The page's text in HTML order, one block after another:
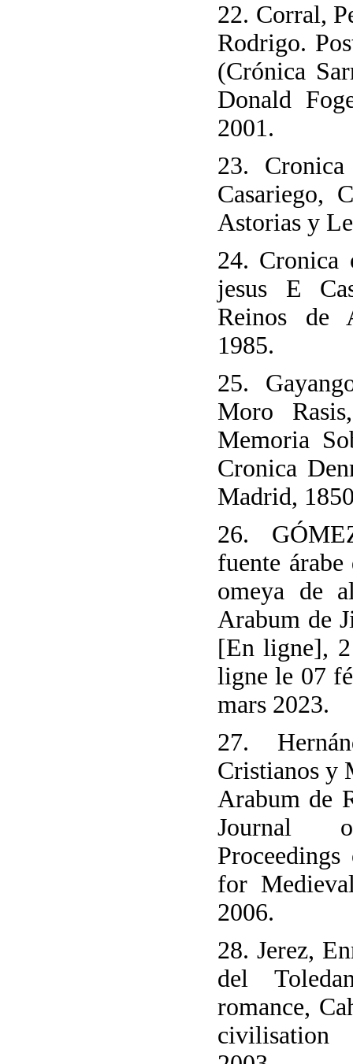
22. Corral,
Rodrigo.
(Crónica
Donald
2001.
23.
Casariego,
Astorias y
24. Cronica
jesus E
Reinos de
1985.
25.
Moro
Memoria
Cronica
Madrid,
26.
fuente
omeya de
Arabum de
[En ligne],
ligne le 07
mars 2023.
27.
Cristianos y
Arabum de
Journal
for
2006.
28. Jerez,
del
romance,
civilisation